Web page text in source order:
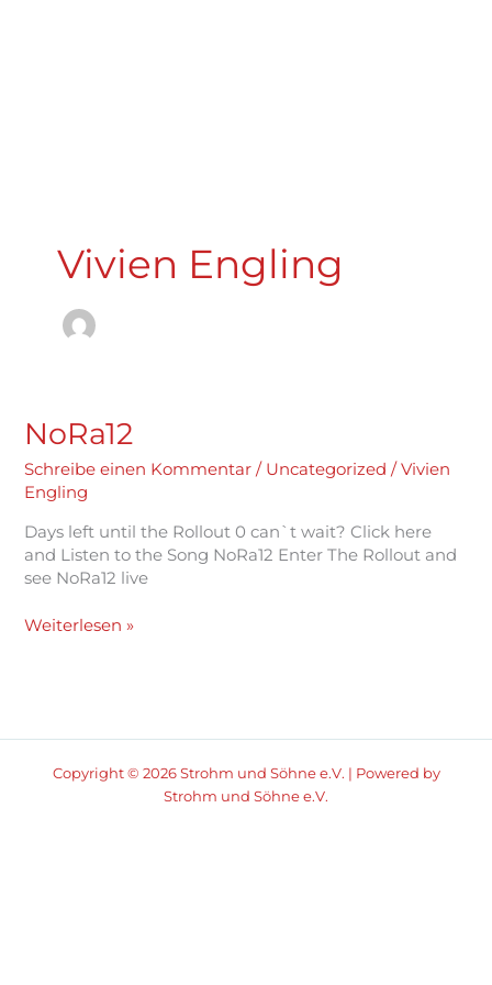
Vivien Engling
NoRa12
Schreibe einen Kommentar / Uncategorized /Vivien
Engling
Days left until the Rollout 0 can`t wait? Click here
and Listen to the Song NoRa12 Enter The Rollout and
see NoRa12 live
NoRa12
Weiterlesen »
Copyright © 2026 Strohm und Söhne e.V. | Powered by
Strohm und Söhne e.V.